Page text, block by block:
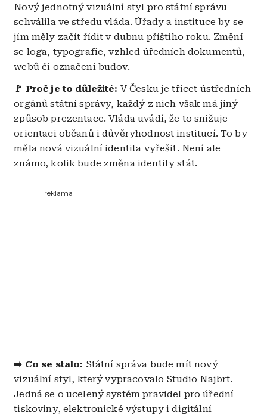
Nový jednotný vizuální styl pro státní správu
schválila ve středu vláda. Úřady a instituce by se
jím měly začít řídit v dubnu příštího roku. Změní
se loga, typografie, vzhled úředních dokumentů,
webů či označení budov.
🚩 Proč je to důležité: V Česku je třicet ústředních
orgánů státní správy, každý z nich však má jiný
způsob prezentace. Vláda uvádí, že to snižuje
orientaci občanů i důvěryhodnost institucí. To by
měla nová vizuální identita vyřešit. Není ale
známo, kolik bude změna identity stát.
reklama
➡️ Co se stalo: Státní správa bude mít nový
vizuální styl, který vypracovalo Studio Najbrt.
Jedná se o ucelený systém pravidel pro úřední
tiskoviny, elektronické výstupy i digitální